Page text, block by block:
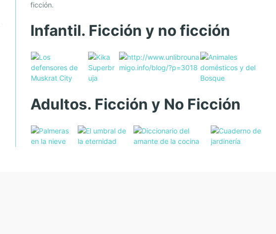
ficción.
Infantil. Ficción y no ficción
Adultos. Ficción y No Ficción